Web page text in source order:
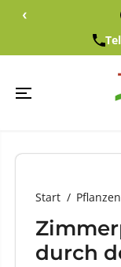
EN SIE ZU
‹
Start
durch